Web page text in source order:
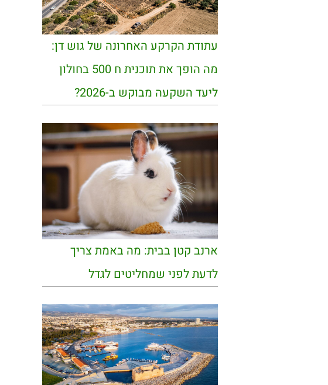
עתודת הקרקע האחרונה של גוש דן:
מה הופך את תוכנית ח 500 בחולון
ליעד השקעה מבוקש ב-2026?
ארנב קטן בבית: מה באמת צריך
לדעת לפני שמחליטים לגדל